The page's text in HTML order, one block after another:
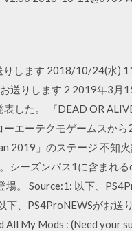
りします 2018/10/24(水)
送りします 2 2019年3
した。 『DEAD OR
エーテクモゲームスか
2019」のステージ 不知
シーズンパス1に含まれ
場。 Source:1: 以下、
下、PS4ProNEWSがお
All My Mods : (Need your